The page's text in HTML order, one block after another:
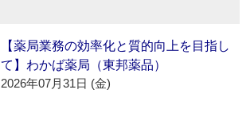
【薬局業務の効率化と質的向上を目指し
て】わかば薬局（東邦薬品）
2026年07月31日 (金)